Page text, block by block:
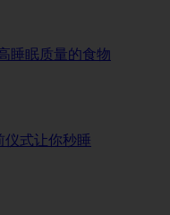
睡眠质量的食物
仪式让你秒睡